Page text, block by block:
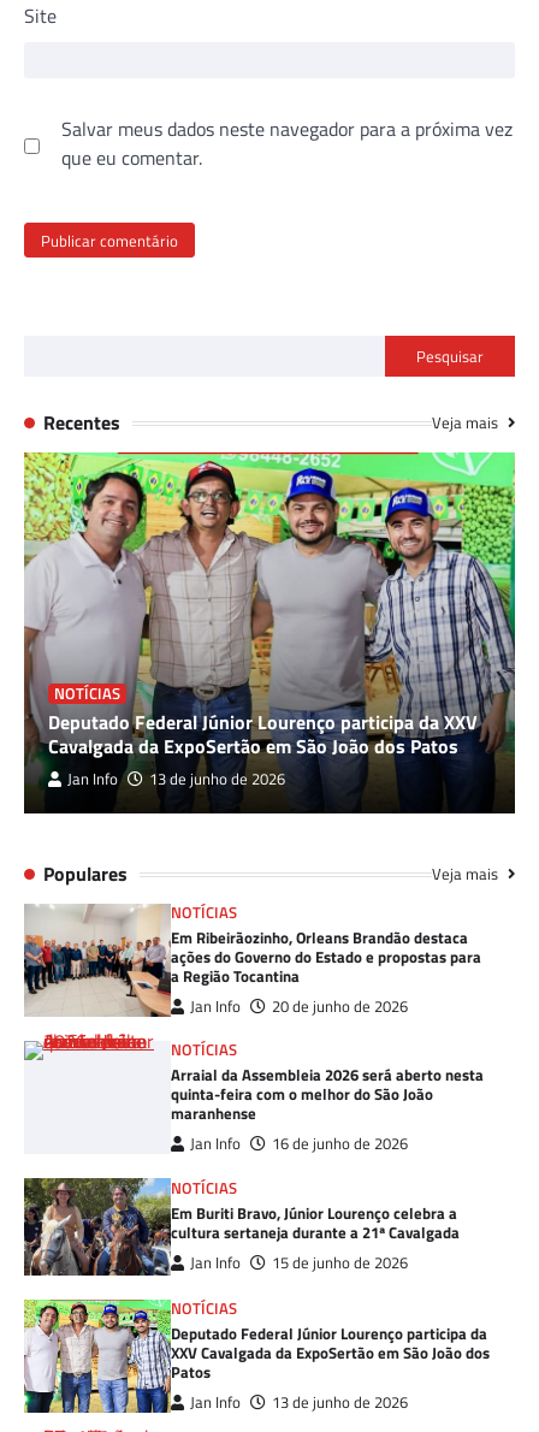
Site
Salvar meus dados neste navegador para a próxima vez
que eu comentar.
Pesquisar
Recentes Veja mais
NOTÍCIAS
Deputado Federal Júnior Lourenço participa da XXV
Cavalgada da ExpoSertão em São João dos Patos
Jan Info 13 de junho de 2026
Populares Veja mais
NOTÍCIAS
Em Ribeirãozinho, Orleans Brandão destaca
ações do Governo do Estado e propostas para
a Região Tocantina
Jan Info
20 de junho de 2026
NOTÍCIAS
Arraial da Assembleia 2026 será aberto nesta
quinta-feira com o melhor do São João
maranhense
Jan Info
16 de junho de 2026
NOTÍCIAS
Em Buriti Bravo, Júnior Lourenço celebra a
cultura sertaneja durante a 21ª Cavalgada
Jan Info
15 de junho de 2026
NOTÍCIAS
Deputado Federal Júnior Lourenço participa da
XXV Cavalgada da ExpoSertão em São João dos
Patos
Jan Info
13 de junho de 2026